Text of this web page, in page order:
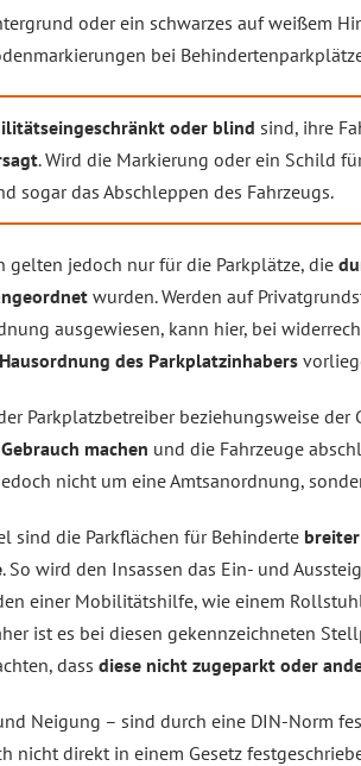
oder ein schwarzes auf weißem
bei
oder blind sind, ihre
. Wird die Markierung oder ein Schild
sogar das Abschleppen des Fahrzeugs.
gelten jedoch nur für die Parkplätze, die
wurden. Werden auf
ausgewiesen, kann hier, bei
des Parkplatzinhabers
Parkplatzbetreiber beziehungsweise der
machen und die Fahrzeuge
nicht um eine Amtsanordnung,
sind die Parkflächen für Behinderte
. So wird den Insassen das Ein- und
einer Mobilitätshilfe, wie einem
ist es bei diesen gekennzeichneten
dass diese nicht zugeparkt oder
Neigung – sind durch eine DIN-Norm
nicht direkt in einem Gesetz